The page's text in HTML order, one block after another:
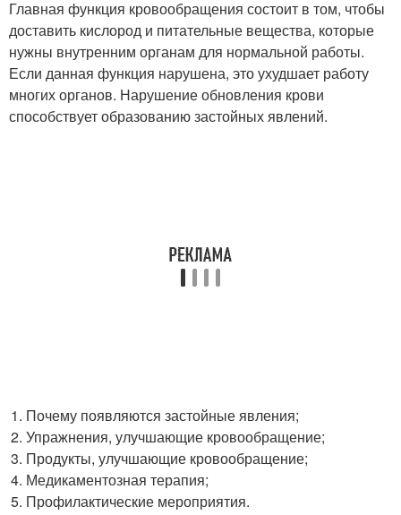
Главная функция кровообращения состоит в том, чтобы
доставить кислород и питательные вещества, которые
нужны внутренним органам для нормальной работы.
Если данная функция нарушена, это ухудшает работу
многих органов. Нарушение обновления крови
способствует образованию застойных явлений.
Почему появляются застойные явления;
Упражнения, улучшающие кровообращение;
Продукты, улучшающие кровообращение;
Медикаментозная терапия;
Профилактические мероприятия.